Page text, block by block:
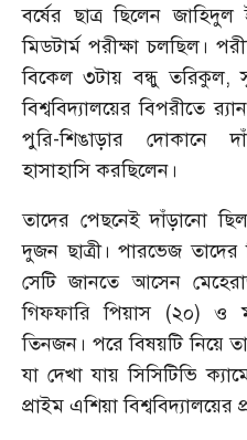
বর্ষের ছাত্র ছিলেন
মিডটার্ম পরীক্ষা চলছিল।
বিকেল ৩টায় বন্ধু তরিকুল,
বিশ্ববিদ্যালয়ের বিপরীতে
পুরি-শিঙাড়ার দোকানে
হাসাহাসি করছিলেন।
তাদের পেছনেই দাঁড়ানো
দুজন ছাত্রী। পারভেজ তাদের
সেটি জানতে আসেন
গিফফারি পিয়াস (২০) ও
তিনজন। পরে বিষয়টি নিয়ে
যা দেখা যায় সিসিটিভি
প্রাইম এশিয়া বিশ্ববিদ্যালয়ের